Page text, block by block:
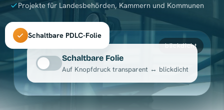
Projekte für Landesbehörden, Kammern und Kommunen
Schaltbare PDLC-Folie
transparent
Schaltbare Folie
Auf Knopfdruck transparent ↔ blickdicht